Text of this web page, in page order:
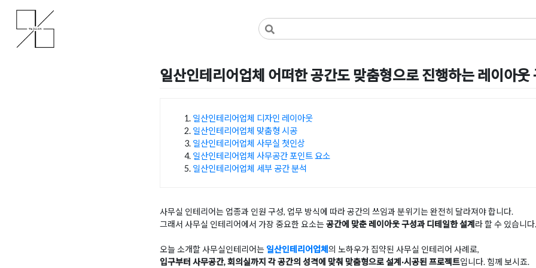
content
사무실인테리어 디자인 공사 비용견적 플랫폼
사무실인테리어 916
일산인테리어업체 어떠한 공간도 맞춤형으로 진행하는 레이아웃
일산인테리어업체 디자인 레이아웃
일산인테리어업체 맞춤형 시공
일산인테리어업체 사무실 첫인상
일산인테리어업체 사무공간 포인트 요소
일산인테리어업체 세부 공간 분석
사무실 인테리어는 업종과 인원 구성, 업무 방식에 따라 공간의 쓰임과 분위기는 완전히 달라져야 합니다.
그래서 사무실 인테리어에서 가장 중요한 요소는공간에 맞춘 레이아웃 구성과 디테일한 설계 라 할 수 있습니다.
오늘 소개할 사무실인테리어는 일산인테리어업체 의 노하우가 집약된 사무실 인테리어 사례로,
입구부터 사무공간, 회의실까지 각 공간의 성격에 맞춰 맞춤형으로 설계·시공된 프로젝트입니다. 힘께 보시죠.